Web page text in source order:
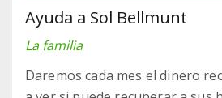
Ayuda a Sol Bellmunt
La familia
Daremos cada mes el dinero